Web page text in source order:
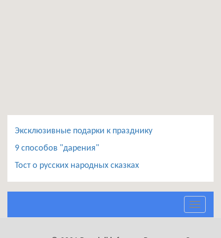
Эксклюзивные подарки к празднику
9 способов "дарения"
Тост о русских народных сказках
Toggle